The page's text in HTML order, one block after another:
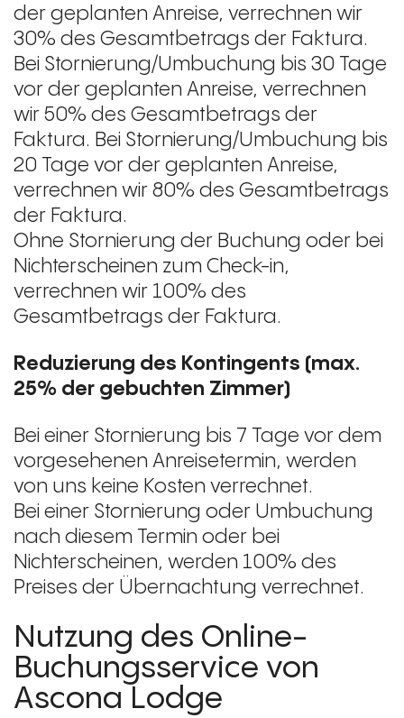
der geplanten Anreise, verrechnen wir
30% des Gesamtbetrags der Faktura.
Bei Stornierung/Umbuchung bis 30 Tage
vor der geplanten Anreise, verrechnen
wir 50% des Gesamtbetrags der
Faktura. Bei Stornierung/Umbuchung bis
20 Tage vor der geplanten Anreise,
verrechnen wir 80% des Gesamtbetrags
der Faktura.
Ohne Stornierung der Buchung oder bei
Nichterscheinen zum Check-in,
verrechnen wir 100% des
Gesamtbetrags der Faktura.
Reduzierung des Kontingents (max.
25% der gebuchten Zimmer)
Bei einer Stornierung bis 7 Tage vor dem
vorgesehenen Anreisetermin, werden
von uns keine Kosten verrechnet.
Bei einer Stornierung oder Umbuchung
nach diesem Termin oder bei
Nichterscheinen, werden 100% des
Preises der Übernachtung verrechnet.
Nutzung des Online-
Buchungsservice von
Ascona Lodge